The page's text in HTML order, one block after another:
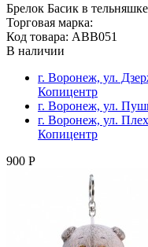
Брелок Басик в тельняшке
Торговая марка:
Код товара: ABB051
В наличии
г. Воронеж, ул.
Копицентр
г. Воронеж, ул.
г. Воронеж, ул.
Копицентр
900 Р